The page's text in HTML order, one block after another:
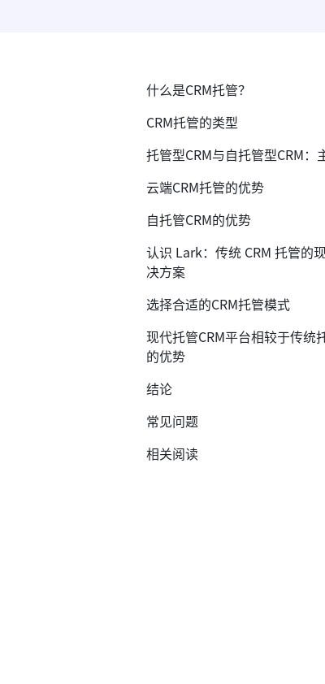
什么是CRM托管？
CRM托管的类型
托管型CRM与自托管型CRM：
云端CRM托管的优势
自托管CRM的优势
认识 Lark：传统 CRM 托管的
决方案
选择合适的CRM托管模式
现代托管CRM平台相较于传统
的优势
结论
常见问题
相关阅读